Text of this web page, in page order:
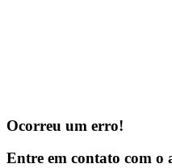
Ocorreu um erro!
Entre em contato com o